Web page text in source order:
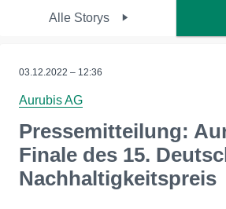
Alle Storys
03.12.2022 – 12:36
Aurubis AG
Pressemitteilung:
Finale des 15.
Nachhaltigkeitspreis